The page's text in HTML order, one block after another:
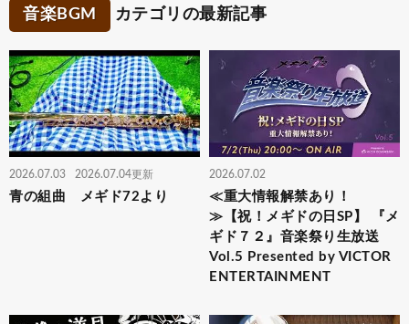
音楽BGM カテゴリの最新記事
2026.07.03 2026.07.04更新
青の組曲 メギド72より
2026.07.02
≪重大情報解禁あり！
≫【祝！メギドの日SP】 『メ
ギド７２』音楽祭り生放送
Vol.5 Presented by VICTOR
ENTERTAINMENT